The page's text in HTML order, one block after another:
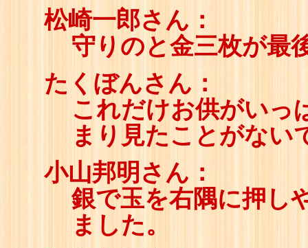
松崎一郎さん：
守りのと金三枚が最
たくぼんさん：
これだけお供がいっ
まり見たことがない
小山邦明さん：
銀で玉を右隅に押し
ました。